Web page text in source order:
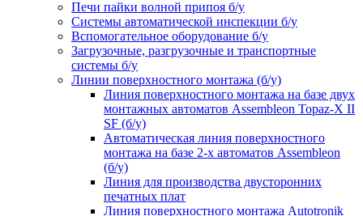
Печи пайки волной припоя б/у
Системы автоматической инспекции б/у
Вспомогательное оборудование б/у
Загрузочные, разгрузочные и транспортные
системы б/у
Линии поверхностного монтажа (б/у)
Линия поверхностного монтажа на базе двух
монтажных автоматов Assembleon Topaz-X II
SF (б/у)
Автоматическая линия поверхностного
монтажа на базе 2-х автоматов Assembleon
(б/у)
Линия для производства двусторонних
печатных плат
Линия поверхностного монтажа Autotronik